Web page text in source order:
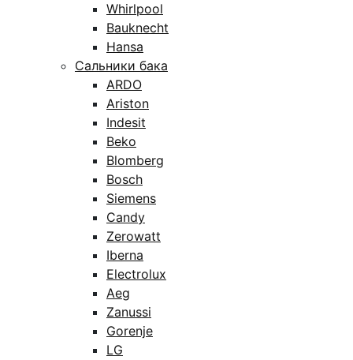
Whirlpool
Bauknecht
Hansa
Сальники бака
ARDO
Ariston
Indesit
Beko
Blomberg
Bosch
Siemens
Candy
Zerowatt
Iberna
Electrolux
Aeg
Zanussi
Gorenje
LG